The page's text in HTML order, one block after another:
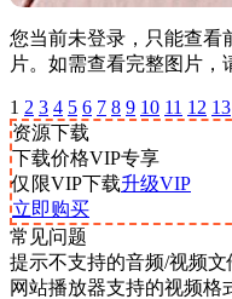
您当前未登录，只能查看
片。如需查看完整图片，
1 2 3 4 5 6 7 8 9 10 11 12 13
资源下载
下载价格VIP专享
仅限VIP下载升级VIP
立即购买
常见问题
提示不支持的音频/视频文
网站播放器支持的视频格